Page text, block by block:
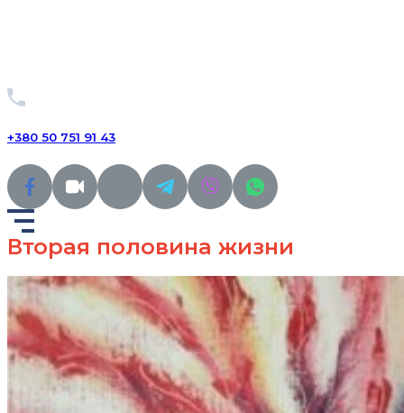
+380 50 751 91 43
Вторая половина жизни